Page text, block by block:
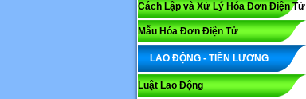
Cách Lập và Xử Lý Hóa Đơn Điện Tử
Mẫu Hóa Đơn Điện Tử
LAO ĐỘNG - TIỀN LƯƠNG
Luật Lao Động